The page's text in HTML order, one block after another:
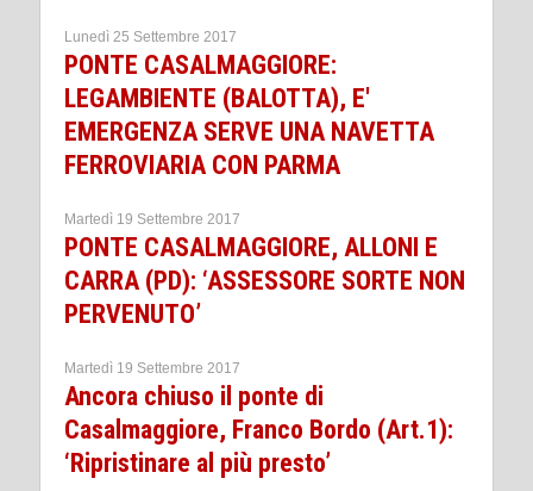
Lunedì 25 Settembre 2017
PONTE CASALMAGGIORE:
LEGAMBIENTE (BALOTTA), E'
EMERGENZA SERVE UNA NAVETTA
FERROVIARIA CON PARMA
Martedì 19 Settembre 2017
PONTE CASALMAGGIORE, ALLONI E
CARRA (PD): ‘ASSESSORE SORTE NON
PERVENUTO’
Martedì 19 Settembre 2017
Ancora chiuso il ponte di
Casalmaggiore, Franco Bordo (Art.1):
‘Ripristinare al più presto’